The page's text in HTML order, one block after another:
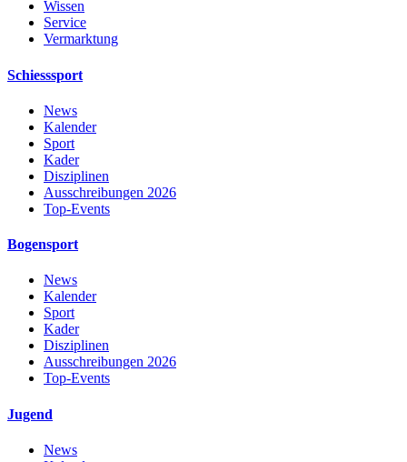
Wissen
Service
Vermarktung
Schiesssport
News
Kalender
Sport
Kader
Disziplinen
Ausschreibungen 2026
Top-Events
Bogensport
News
Kalender
Sport
Kader
Disziplinen
Ausschreibungen 2026
Top-Events
Jugend
News